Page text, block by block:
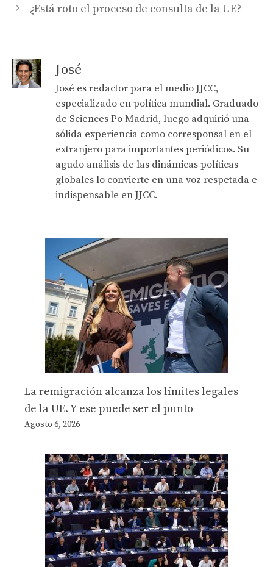
¿Está roto el proceso de consulta de la UE?
José
José es redactor para el medio JJCC,
especializado en política mundial. Graduado
de Sciences Po Madrid, luego adquirió una
sólida experiencia como corresponsal en el
extranjero para importantes periódicos. Su
agudo análisis de las dinámicas políticas
globales lo convierte en una voz respetada e
indispensable en JJCC.
La remigración alcanza los límites legales
de la UE. Y ese puede ser el punto
Agosto 6, 2026